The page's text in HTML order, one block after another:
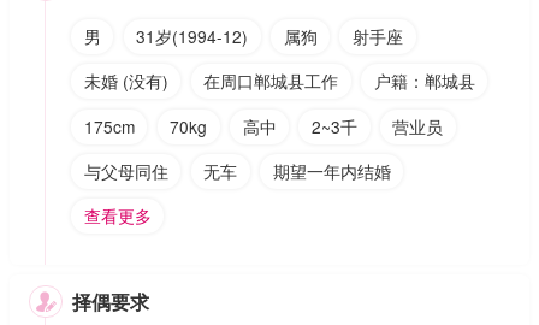
男 31岁(1994-12) 属狗
射手座
未婚 (没有)
在周口郸城县工作
户籍：郸城县
175cm
70kg 高中 2~3千
营业员
与父母同住
无车
期望一年内结婚
查看更多
 择偶要求